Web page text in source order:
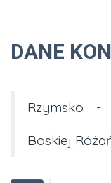
DANE
Rzymsko -
Boskiej